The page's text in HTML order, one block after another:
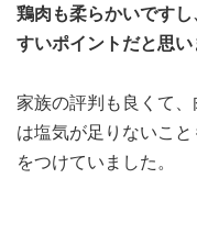
鶏肉も柔らかいです
すいポイントだと思い
家族の評判も良くて
は塩気が足りないこ
をつけていました。